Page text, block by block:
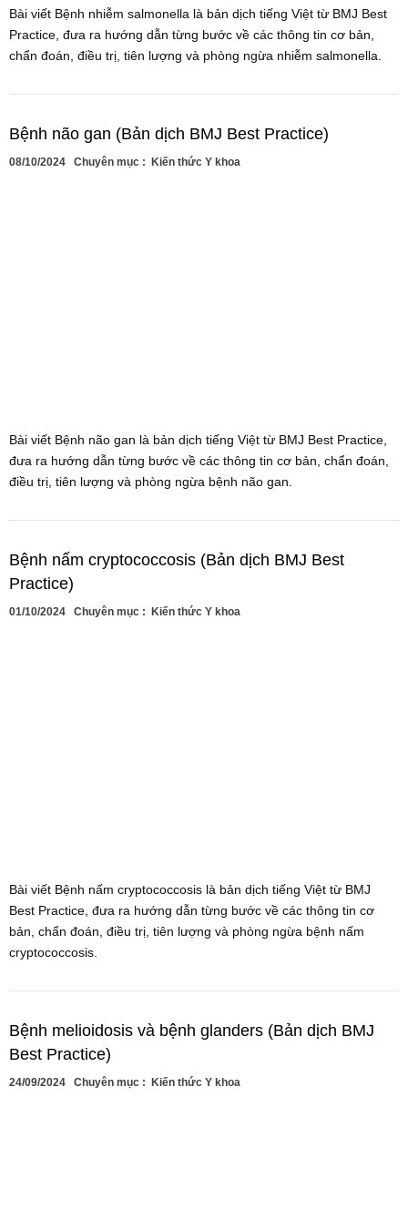
Bài viết Bệnh nhiễm salmonella là bản dịch tiếng Việt từ BMJ Best
Practice, đưa ra hướng dẫn từng bước về các thông tin cơ bản,
chẩn đoán, điều trị, tiên lượng và phòng ngừa nhiễm salmonella.
Bệnh não gan (Bản dịch BMJ Best Practice)
08/10/2024 Chuyên mục : Kiến thức Y khoa
Bài viết Bệnh não gan là bản dịch tiếng Việt từ BMJ Best Practice,
đưa ra hướng dẫn từng bước về các thông tin cơ bản, chẩn đoán,
điều trị, tiên lượng và phòng ngừa bệnh não gan.
Bệnh nấm cryptococcosis (Bản dịch BMJ Best
Practice)
01/10/2024 Chuyên mục : Kiến thức Y khoa
Bài viết Bệnh nấm cryptococcosis là bản dịch tiếng Việt từ BMJ
Best Practice, đưa ra hướng dẫn từng bước về các thông tin cơ
bản, chẩn đoán, điều trị, tiên lượng và phòng ngừa bệnh nấm
cryptococcosis.
Bệnh melioidosis và bệnh glanders (Bản dịch BMJ
Best Practice)
24/09/2024 Chuyên mục : Kiến thức Y khoa